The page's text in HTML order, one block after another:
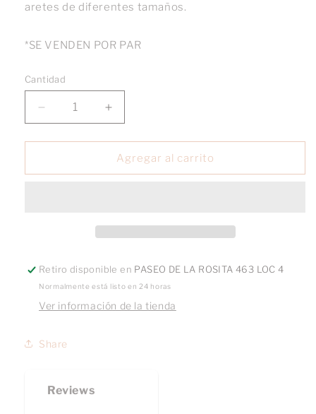
aretes de diferentes tamaños.
*SE VENDEN POR PAR
Cantidad
Reducir
cantidad
para
Hoops
Aumentar
cantidad
para
Puffy
Hoops
Agregar al carrito
Retiro disponible en PASEO DE LA ROSITA 463 LOC 4
Normalmente está listo en 24 horas
Ver información de la tienda
Share
Reviews